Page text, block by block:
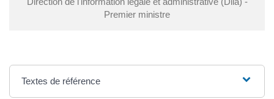
Premier ministre
Textes de référence